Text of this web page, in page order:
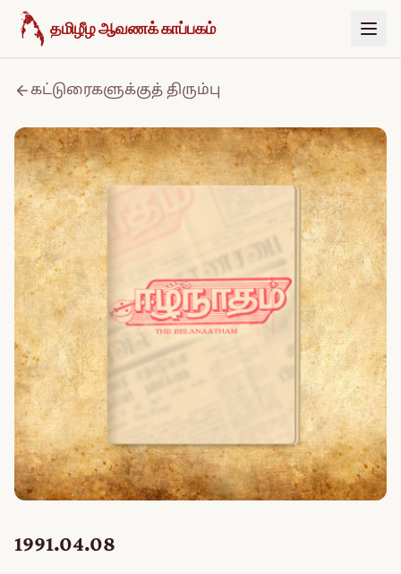
உள்ளடக்கத்திற்குச் செல்க
தமிழீழ ஆவணக் காப்பகம்
கட்டுரைகளுக்குத் திரும்பு
1991.04.08